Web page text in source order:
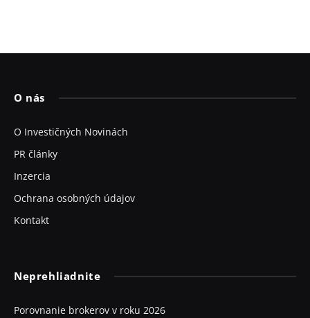
O nás
O Investičných Novinách
PR články
Inzercia
Ochrana osobných údajov
Kontakt
Neprehliadnite
Porovnanie brokerov v roku 2026